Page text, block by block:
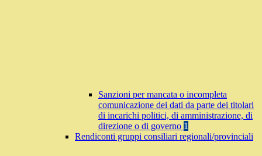
Sanzioni per mancata o incompleta
comunicazione dei dati da parte dei titolari
di incarichi politici, di amministrazione, di
direzione o di governo 1
Rendiconti gruppi consiliari regionali/provinciali